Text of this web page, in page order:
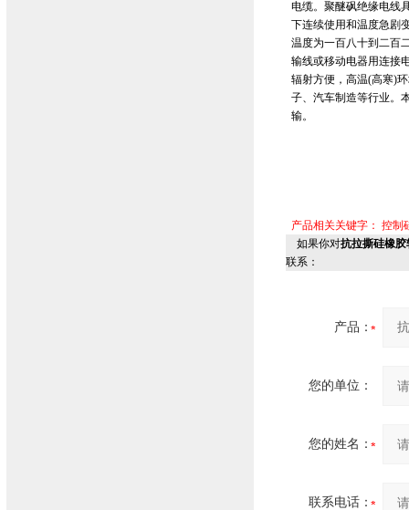
电缆。聚醚砜绝缘电线
下连续使用和温度急剧
温度为一百八十到二百
输线或移动电器用连接
辐射方便，高温(高寒)
子、汽车制造等行业。
输。
产品相关关键字： 控制
如果你对抗拉撕硅橡胶
联系：
产品：
您的单位：
您的姓名：
联系电话：